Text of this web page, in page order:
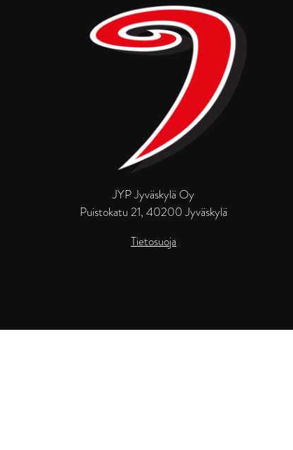
JYP Jyväskylä Oy
Puistokatu 21, 40200 Jyväskylä
Tietosuoja